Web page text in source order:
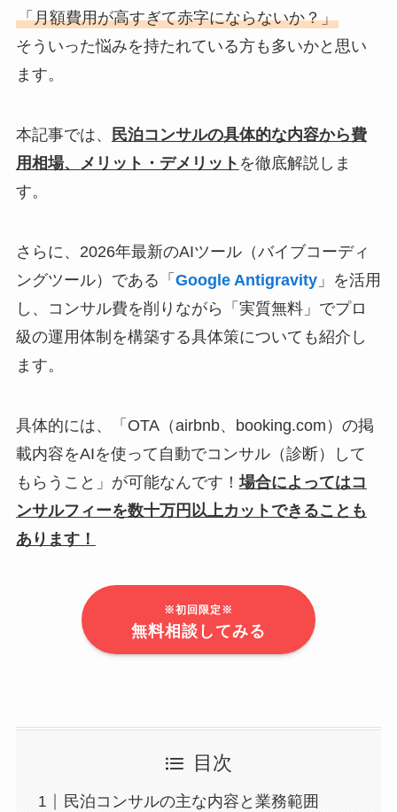
「月額費用が高すぎて赤字にならないか？」
そういった悩みを持たれている方も多いかと思い
ます。
本記事では、 民泊コンサルの具体的な内容から費
用相場、メリット・デメリット を徹底解説しま
す。
さらに、2026年最新のAIツール（バイブコーディ
ングツール）である「 Google Antigravity」を活用
し、コンサル費を削りながら「実質無料」でプロ
級の運用体制を構築する具体策についても紹介し
ます。
具体的には、「OTA（airbnb、booking.com）の掲
載内容をAIを使って自動でコンサル（診断）して
もらうこと」が可能なんです！場合によってはコ
ンサルフィーを数十万円以上カットできることも
あります！
※初回限定※
無料相談してみる
目次
民泊コンサルの主な内容と業務範囲